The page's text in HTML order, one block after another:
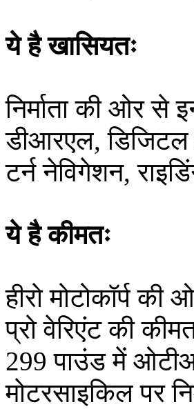
ये है खासियतः
निर्माता की ओर से
डीआरएल, डिजिटल
टर्न नेविगेशन,
ये है कीमतः
हीरो मोटोकॉर्प
प्रो वेरिएंट की
299 पाउंड में
मोटरसाइकिल पर